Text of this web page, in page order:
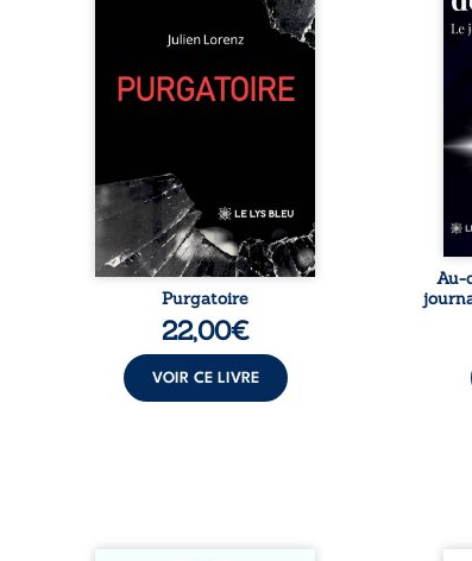
ce recueil profondément
intime. Entre nouvelles
autobiographiques, poèmes
philosophiques, chaque texte
ouvre une porte sur
être choisie au hasard, comme
une rencontre inattendue sur
le chemin de la vie. ...
Purgatoire
22,00€
VOIR CE LIVRE
ses
prix
les
Au-